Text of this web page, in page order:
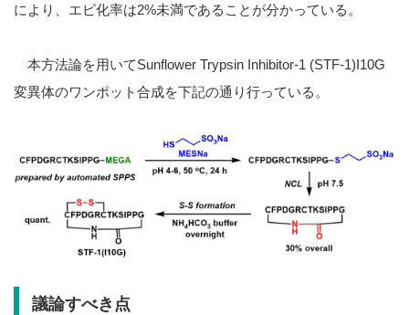
により、エピ化率は2%未満であることが分かっている。
本方法論を用いてSunflower Trypsin Inhibitor-1 (STF-1)I10G
変異体のワンポット合成を下記の通り行っている。
議論すべき点